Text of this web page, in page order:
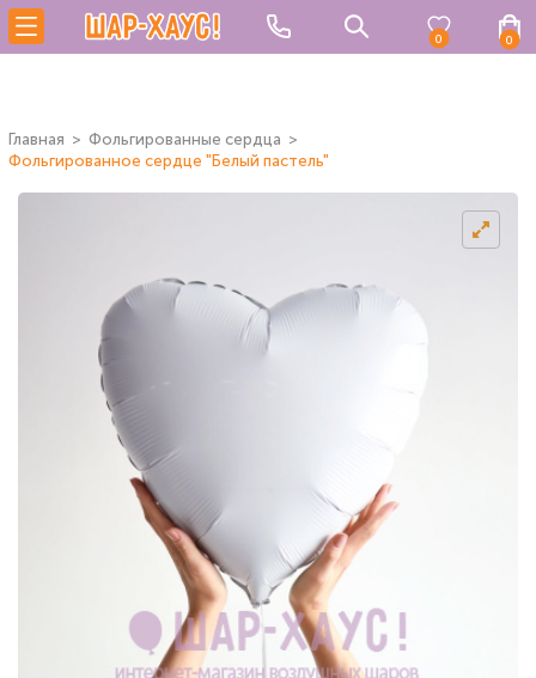
0 0
Главная
Фольгированные сердца
Фольгированное сердце "Белый пастель"